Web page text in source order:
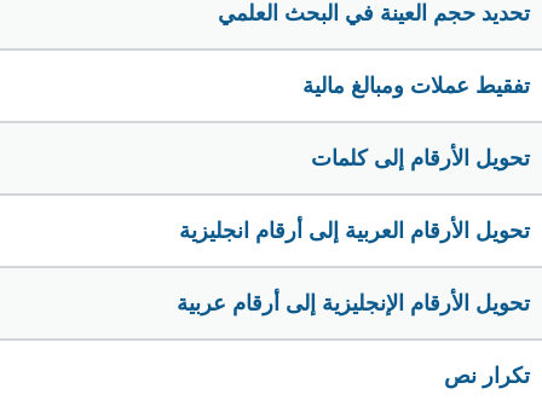
تحديد حجم العينة في البحث العلمي
تفقيط عملات ومبالغ مالية
تحويل الأرقام إلى كلمات
تحويل الأرقام العربية إلى أرقام انجليزية
تحويل الأرقام الإنجليزية إلى أرقام عربية
تكرار نص